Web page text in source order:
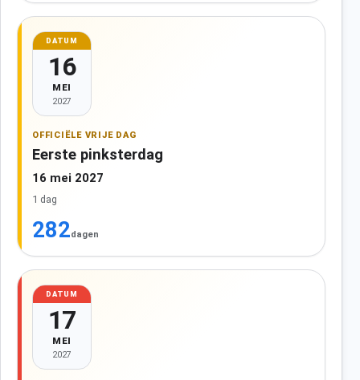
DATUM
16
MEI
2027
OFFICIËLE VRIJE DAG
Eerste pinksterdag
16 mei 2027
1 dag
282dagen
DATUM
17
MEI
2027